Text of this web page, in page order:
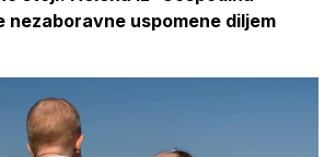
nezaboravne uspomene diljem